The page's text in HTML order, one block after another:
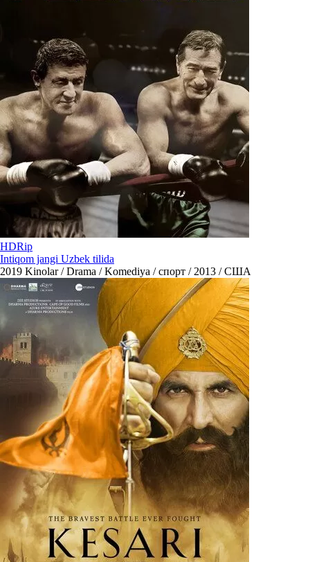
HDRip
Intiqom jangi Uzbek tilida
2019 Kinolar / Drama / Komediya / спорт / 2013 / США